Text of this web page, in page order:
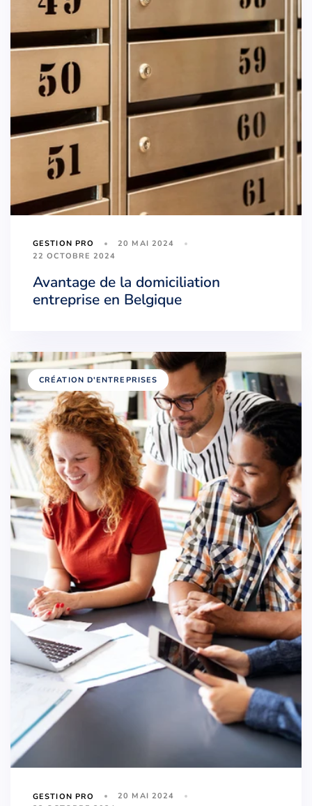
GESTION PRO
20 MAI 2024
22 OCTOBRE 2024
Avantage de la domiciliation
entreprise en Belgique
CRÉATION D'ENTREPRISES
GESTION PRO
20 MAI 2024